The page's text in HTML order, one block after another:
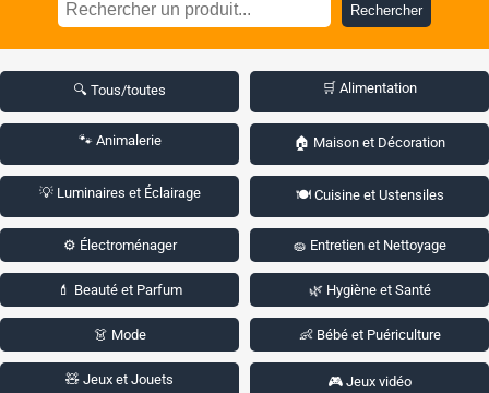
Rechercher
🔍 Tous/toutes 🛒 Alimentation
🐾 Animalerie 🏠 Maison et Décoration
💡 Luminaires et Éclairage 🍽️ Cuisine et Ustensiles
⚙️ Électroménager 🧽 Entretien et Nettoyage
💄 Beauté et Parfum 🌿 Hygiène et Santé
👗 Mode 👶 Bébé et Puériculture
🧸 Jeux et Jouets 🎮 Jeux vidéo